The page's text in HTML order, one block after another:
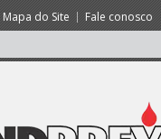
Mapa do Site Fale conosco